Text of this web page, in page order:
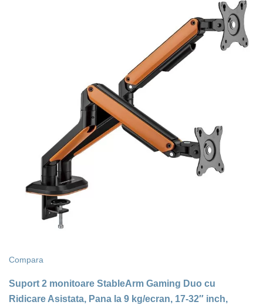
Compara
Suport 2 monitoare StableArm Gaming Duo cu
Ridicare Asistata, Pana la 9 kg/ecran, 17-32″ inch,